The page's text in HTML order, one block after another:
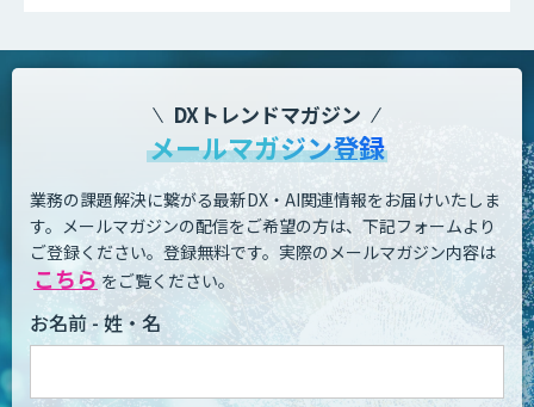
DXトレンドマガジン
メールマガジン登録
業務の課題解決に繋がる最新DX・AI関連情報をお届けいたしま
す。 メールマガジンの配信をご希望の方は、下記フォームより
ご登録ください。登録無料です。 実際のメールマガジン内容は
こちら をご覧ください。
お名前 - 姓・名